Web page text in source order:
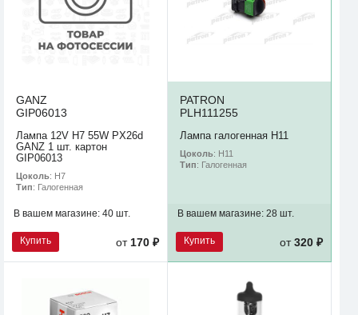
GANZ
GIP06013
Лампа 12V H7 55W PX26d
GANZ 1 шт. картон
GIP06013
Цоколь: H7
Тип: Галогенная
В вашем магазине: 40 шт.
Купить от170 ₽
PATRON
PLH111255
Лампа галогенная H11
Цоколь: H11
Тип: Галогенная
В вашем магазине: 28 шт.
Купить от320 ₽